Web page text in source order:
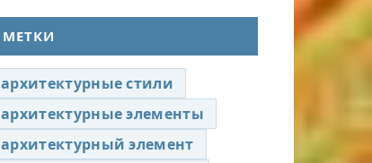
МЕТКИ
архитектурные стили
архитектурные элементы
архитектурный элемент